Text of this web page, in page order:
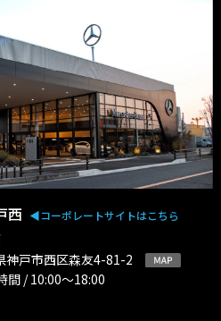
西 ◀︎コーポレートサイトはこちら
神戸市西区森友4-81-2
間 / 10:00〜18:00